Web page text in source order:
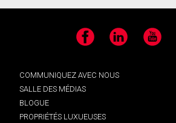
Facebook LinkedIn YouTube
COMMUNIQUEZ AVEC NOUS
SALLE DES MÉDIAS
BLOGUE
PROPRIÉTÉS LUXUEUSES